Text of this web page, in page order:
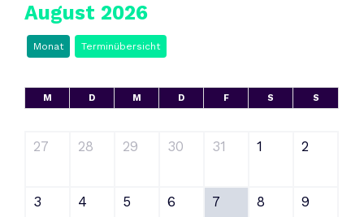
August 2026
Monat Terminübersicht
M D M D F S S
27 28 29 30 31 1 2
3 4 5 6 7 8 9